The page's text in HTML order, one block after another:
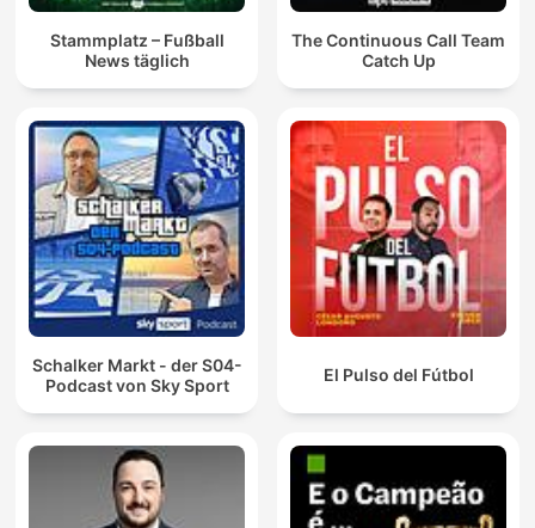
Stammplatz – Fußball
News täglich
The Continuous Call Team
Catch Up
Schalker Markt - der S04-
Podcast von Sky Sport
El Pulso del Fútbol